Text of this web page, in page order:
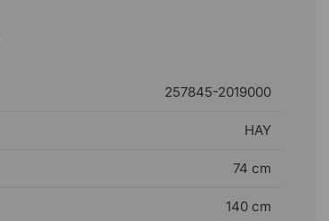
257845-2019000
HAY
74 cm
140 cm